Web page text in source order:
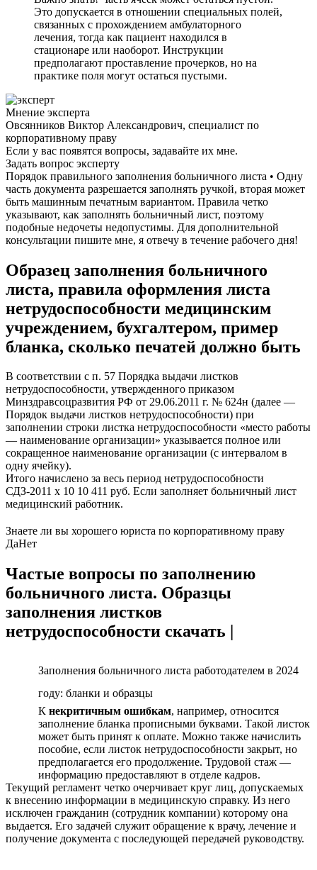
Это допускается в отношении специальных полей,
связанных с прохождением амбулаторного
лечения, тогда как пациент находился в
стационаре или наоборот. Инструкции
предполагают проставление прочерков, но на
практике поля могут остаться пустыми.
Мнение эксперта
Овсянников Виктор Александрович, специалист по
корпоративному праву
Если у вас появятся вопросы, задавайте их мне.
Задать вопрос эксперту
Порядок правильного заполнения больничного листа • Одну
часть документа разрешается заполнять ручкой, вторая может
быть машинным печатным вариантом. Правила четко
указывают, как заполнять больничный лист, поэтому
подобные недочеты недопустимы. Для дополнительной
консультации пишите мне, я отвечу в течение рабочего дня!
Образец заполнения больничного
листа, правила оформления листа
нетрудоспособности медицинским
учреждением, бухгалтером, пример
бланка, сколько печатей должно быть
В соответствии с п. 57 Порядка выдачи листков
нетрудоспособности, утвержденного приказом
Минздравсоцразвития РФ от 29.06.2011 г. № 624н (далее —
Порядок выдачи листков нетрудоспособности) при
заполнении строки листка нетрудоспособности «место работы
— наименование организации» указывается полное или
сокращенное наименование организации (с интервалом в
одну ячейку).
Итого начислено за весь период нетрудоспособности
СДЗ-2011 x 10 10 411 руб. Если заполняет больничный лист
медицинский работник.
Знаете ли вы хорошего юриста по корпоративному праву
ДаНет
Частые вопросы по заполнению
больничного листа. Образцы
заполнения листков
нетрудоспособности скачать |
Заполнения больничного листа работодателем в 2024
году: бланки и образцы
К некритичным ошибкам, например, относится
заполнение бланка прописными буквами. Такой листок
может быть принят к оплате. Можно также начислить
пособие, если листок нетрудоспособности закрыт, но
предполагается его продолжение. Трудовой стаж —
информацию предоставляют в отделе кадров.
Текущий регламент четко очерчивает круг лиц, допускаемых
к внесению информации в медицинскую справку. Из него
исключен гражданин (сотрудник компании) которому она
выдается. Его задачей служит обращение к врачу, лечение и
получение документа с последующей передачей руководству.